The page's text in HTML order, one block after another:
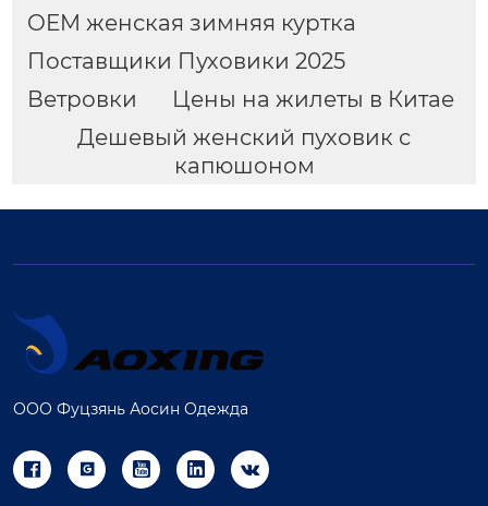
OEM женская зимняя куртка
Поставщики Пуховики 2025
Ветровки
Цены на жилеты в Китае
Дешевый женский пуховик с
капюшоном
ООО Фуцзянь Аосин Одежда
    